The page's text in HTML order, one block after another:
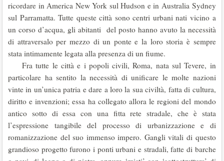
ricordare in America New York sul Hudson e in Australia Sydney
sul Parramatta. Tutte queste città sono centri urbani nati vicino a
un corso d’acqua, gli abitanti del posto hanno avuto la necessità
di attraversalo per mezzo di un ponte e la loro storia è sempre
stata intimamente legata alla presenza di un fiume.
Fra tutte le città e i popoli civili, Roma, nata sul Tevere, in
particolare ha sentito la necessità di unificare le molte nazioni
vinte in un’unica patria e dare a loro la sua civiltà, fatta di cultura,
diritto e invenzioni; essa ha collegato allora le regioni del mondo
antico sotto di essa con una fitta rete stradale, che è stata
l’espressione tangibile del processo di urbanizzazione e di
romanizzazione del suo immenso impero. Gangli vitali di questo
grandioso progetto furono i ponti urbani e stradali, fatte di barche